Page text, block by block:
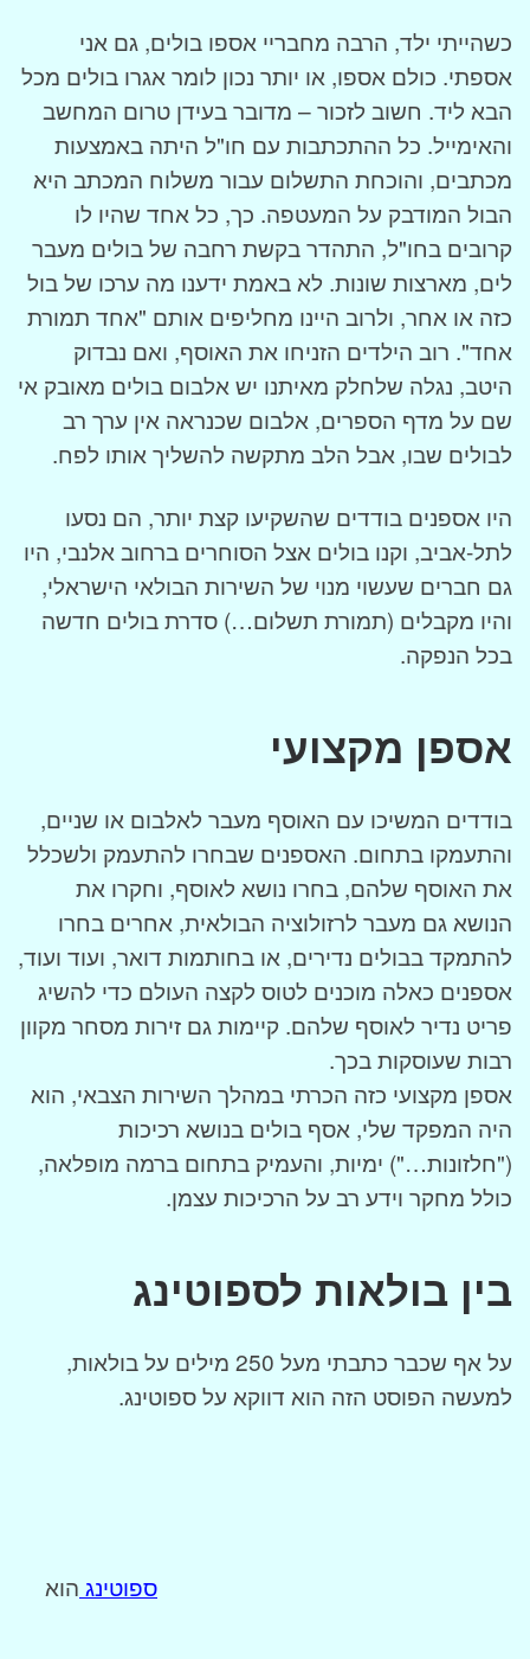
כשהייתי ילד, הרבה מחבריי אספו בולים, גם אני
אספתי. כולם אספו, או יותר נכון לומר אגרו בולים מכל
הבא ליד. חשוב לזכור – מדובר בעידן טרום המחשב
והאימייל. כל ההתכתבות עם חו"ל היתה באמצעות
מכתבים, והוכחת התשלום עבור משלוח המכתב היא
הבול המודבק על המעטפה. כך, כל אחד שהיו לו
קרובים בחו"ל, התהדר בקשת רחבה של בולים מעבר
לים, מארצות שונות. לא באמת ידענו מה ערכו של בול
כזה או אחר, ולרוב היינו מחליפים אותם "אחד תמורת
אחד". רוב הילדים הזניחו את האוסף, ואם נבדוק
היטב, נגלה שלחלק מאיתנו יש אלבום בולים מאובק אי
שם על מדף הספרים, אלבום שכנראה אין ערך רב
לבולים שבו, אבל הלב מתקשה להשליך אותו לפח.
היו אספנים בודדים שהשקיעו קצת יותר, הם נסעו
לתל-אביב, וקנו בולים אצל הסוחרים ברחוב אלנבי, היו
גם חברים שעשוי מנוי של השירות הבולאי הישראלי,
והיו מקבלים (תמורת תשלום…) סדרת בולים חדשה
בכל הנפקה.
אספן מקצועי
בודדים המשיכו עם האוסף מעבר לאלבום או שניים,
והתעמקו בתחום. האספנים שבחרו להתעמק ולשכלל
את האוסף שלהם, בחרו נושא לאוסף, וחקרו את
הנושא גם מעבר לרזולוציה הבולאית, אחרים בחרו
להתמקד בבולים נדירים, או בחותמות דואר, ועוד ועוד,
אספנים כאלה מוכנים לטוס לקצה העולם כדי להשיג
פריט נדיר לאוסף שלהם. קיימות גם זירות מסחר מקוון
רבות שעוסקות בכך.
אספן מקצועי כזה הכרתי במהלך השירות הצבאי, הוא
היה המפקד שלי, אסף בולים בנושא רכיכות
("חלזונות…") ימיות, והעמיק בתחום ברמה מופלאה,
כולל מחקר וידע רב על הרכיכות עצמן.
בין בולאות לספוטינג
על אף שכבר כתבתי מעל 250 מילים על בולאות,
למעשה הפוסט הזה הוא דווקא על ספוטינג.
ספוטינג הוא